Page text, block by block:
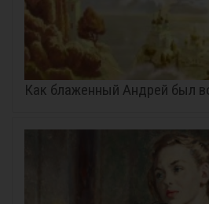
Как блаженный Андрей был